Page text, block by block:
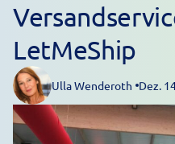
LetMeShip
Posted by
Ulla Wenderoth Dez.